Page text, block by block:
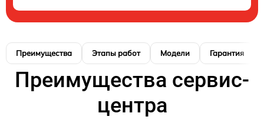
Преимущества Этапы работ Модели Гарантия
Преимущества сервис-
центра